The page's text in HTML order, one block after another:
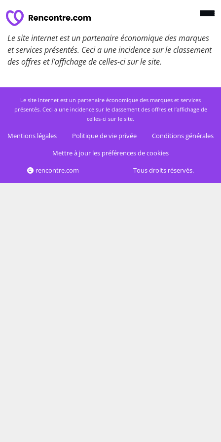
Le site internet est un partenaire économique des marques
et services présentés. Ceci a une incidence sur le classement
des offres et l’affichage de celles-ci sur le site.
Le site internet est un partenaire économique des marques et services
présentés. Ceci a une incidence sur le classement des offres et l’affichage de
celles-ci sur le site.
Mentions légales Politique de vie privée
Conditions générales
Mettre à jour les préférences de cookies
rencontre.com
Tous droits réservés.